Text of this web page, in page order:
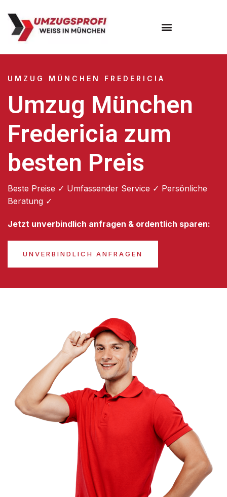
UMZUG MÜNCHEN FREDERICIA
Umzug München
Fredericia zum
besten Preis
Beste Preise ✓ Umfassender Service ✓ Persönliche
Beratung ✓
Jetzt unverbindlich anfragen & ordentlich sparen:
UNVERBINDLICH ANFRAGEN